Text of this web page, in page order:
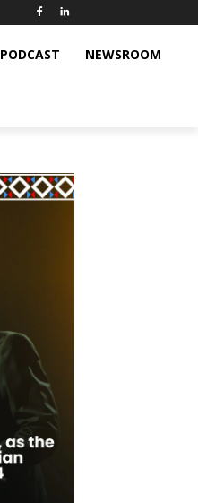
PODCAST NEWSROOM